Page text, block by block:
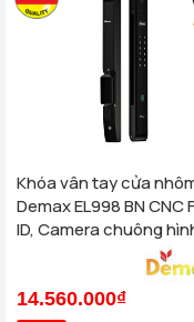
Khóa vân tay cửa
Demax EL998 BN CNC
ID, Camera chuông
chống nước của tiêu
14.560.000₫